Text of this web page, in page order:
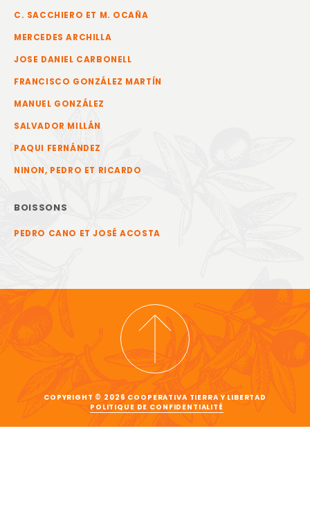
C. SACCHIERO ET M. OCAÑA
MERCEDES ARCHILLA
JOSE DANIEL CARBONELL
FRANCISCO GONZÁLEZ MARTÍN
MANUEL GONZÁLEZ
SALVADOR MILLÁN
PAQUI FERNÁNDEZ
NINON, PEDRO ET RICARDO
BOISSONS
PEDRO CANO ET JOSÉ ACOSTA
COPYRIGHT © 2026 COOPERATIVA TIERRA Y LIBERTAD
POLITIQUE DE CONFIDENTIALITÉ